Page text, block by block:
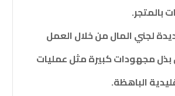
بالمتجر.
لجني المال من خلال العمل
بذل مجهودات كبيرة مثل عمليات
الباهظة.